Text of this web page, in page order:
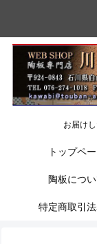
お届け
トップペ
陶板につ
特定商取引